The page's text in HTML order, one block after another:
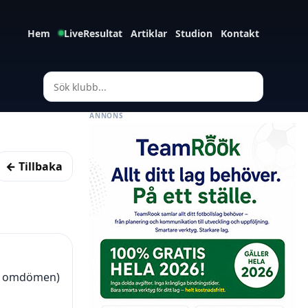
Hem LiveResultat Artiklar Studion Kontakt
ANNONS
← Tillbaka
omdömen)